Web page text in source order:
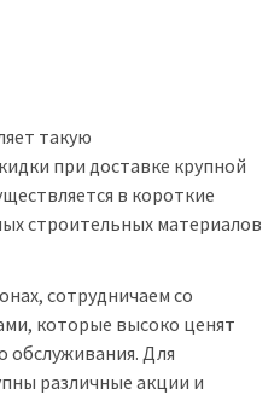
такую
при доставке крупной
в короткие
строительных материалов
сотрудничаем со
которые высоко ценят
обслуживания. Для
различные акции и